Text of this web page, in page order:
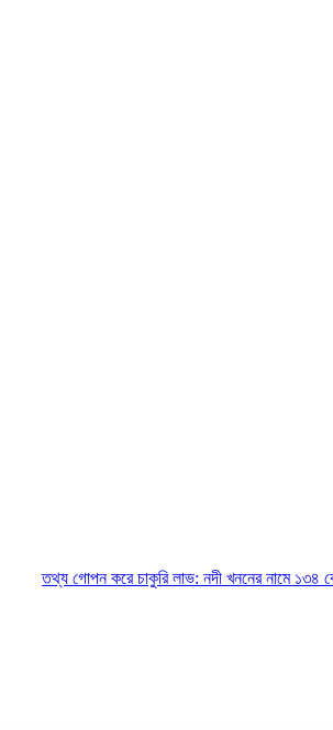
তথ্য গোপন করে চাকুরি লাভ: নদী খননের নামে ১৩৪ কোটি